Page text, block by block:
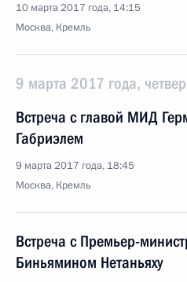
10 марта 2017 года, 14:15
Москва, Кремль
9 марта 2017 года,
Встреча с главой МИД
Габриэлем
9 марта 2017 года, 18:45
Москва, Кремль
Встреча с Премьер-
Биньямином Нетаньяху